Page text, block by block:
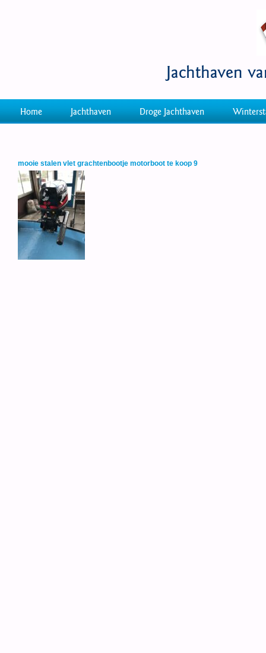
Jachthaven
Home Jachthaven Droge Jachthaven
mooie stalen vlet grachtenbootje motorboot te koop 9